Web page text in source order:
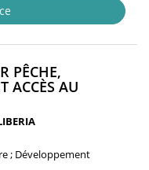
PÊCHE,
ACCÈS AU
; Développement